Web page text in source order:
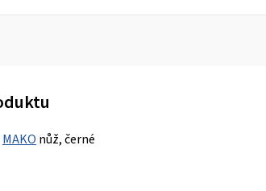
MAKOnůž, černé